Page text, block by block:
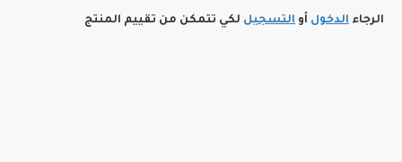
الرجاء الدخول أو التسجيل لكي تتمكن من تقييم المنتج